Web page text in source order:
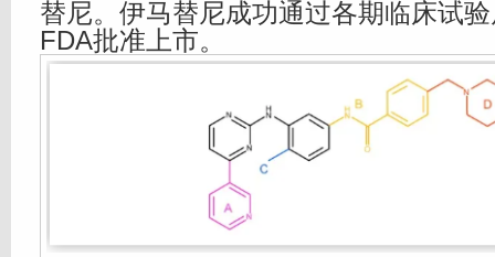
替尼。伊马替尼成功通过各期临床试
FDA批准上市。